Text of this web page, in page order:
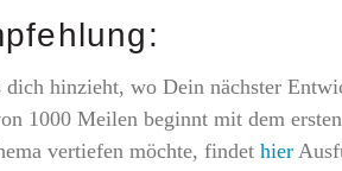
dich hinzieht, wo Dein nächster
1000 Meilen beginnt mit dem
vertiefen möchte, findethier